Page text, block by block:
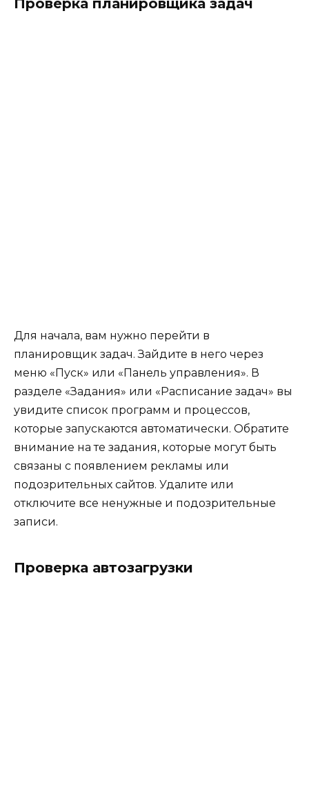
Для начала, вам нужно перейти в
планировщик задач. Зайдите в него через
меню «Пуск» или «Панель управления». В
разделе «Задания» или «Расписание задач» вы
увидите список программ и процессов,
которые запускаются автоматически. Обратите
внимание на те задания, которые могут быть
связаны с появлением рекламы или
подозрительных сайтов. Удалите или
отключите все ненужные и подозрительные
записи.
Проверка автозагрузки